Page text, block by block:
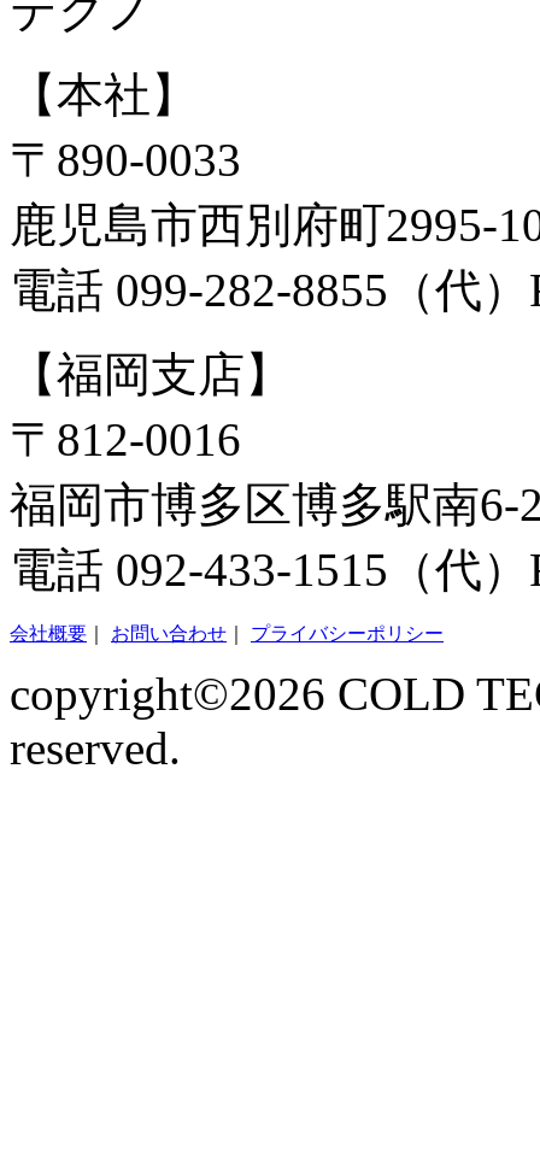
【本社】
〒890-0033
鹿児島市西別府町2995-
電話 099-282-8855（代
【福岡支店】
〒812-0016
福岡市博多区博多駅南6-
電話 092-433-1515（代
会社概要 お問い合わせ プライバシーポリシー
copyright©2026 COLD
reserved.